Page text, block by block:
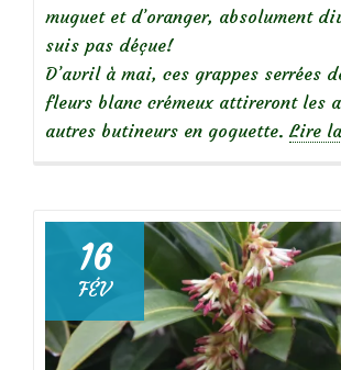
muguet et d’oranger, absolument
suis pas déçue!
D’avril à mai, ces grappes serrées
fleurs blanc crémeux attireront les
autres butineurs en goguette. Lire
16
FÉV